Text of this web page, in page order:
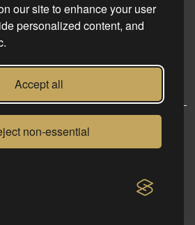
our site to enhance your user
personalized content, and
Accept all
non-essential